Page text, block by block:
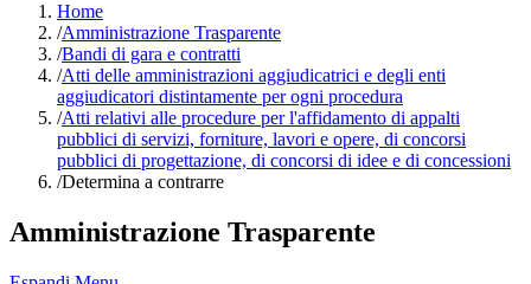
Home
/Amministrazione Trasparente
/Bandi di gara e contratti
/Atti delle amministrazioni aggiudicatrici e degli enti
aggiudicatori distintamente per ogni procedura
/Atti relativi alle procedure per l'affidamento di appalti
pubblici di servizi, forniture, lavori e opere, di concorsi
pubblici di progettazione, di concorsi di idee e di concessioni
/Determina a contrarre
Amministrazione Trasparente